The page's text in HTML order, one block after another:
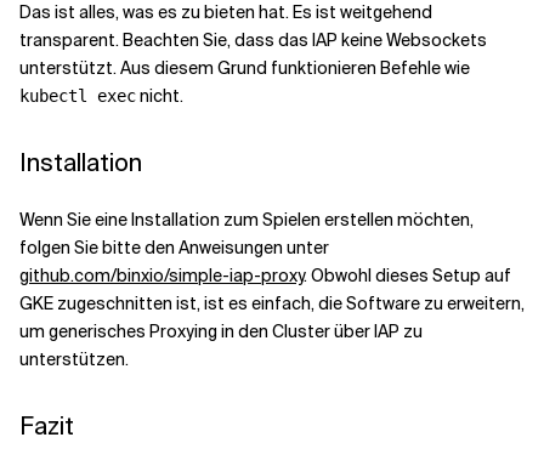
Das ist alles, was es zu bieten hat. Es ist weitgehend
transparent. Beachten Sie, dass das IAP keine Websockets
unterstützt. Aus diesem Grund funktionieren Befehle wie
kubectl execnicht.
Installation
Wenn Sie eine Installation zum Spielen erstellen möchten,
folgen Sie bitte den Anweisungen unter
github.com/binxio/simple-iap-proxy. Obwohl dieses Setup auf
GKE zugeschnitten ist, ist es einfach, die Software zu erweitern,
um generisches Proxying in den Cluster über IAP zu
unterstützen.
Fazit